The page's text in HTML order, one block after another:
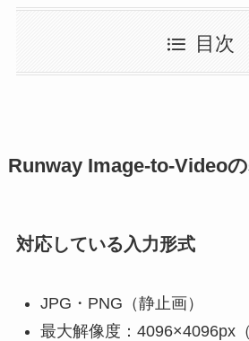
目次
Runway Image-to-Video
対応している入力形式
JPG・PNG（静止画）
最大解像度：4096×4096px（